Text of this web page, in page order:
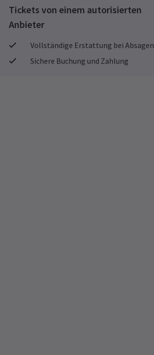
Tickets von einem autorisierten
Anbieter
Vollständige Erstattung bei Absagen
Sichere Buchung und Zahlung